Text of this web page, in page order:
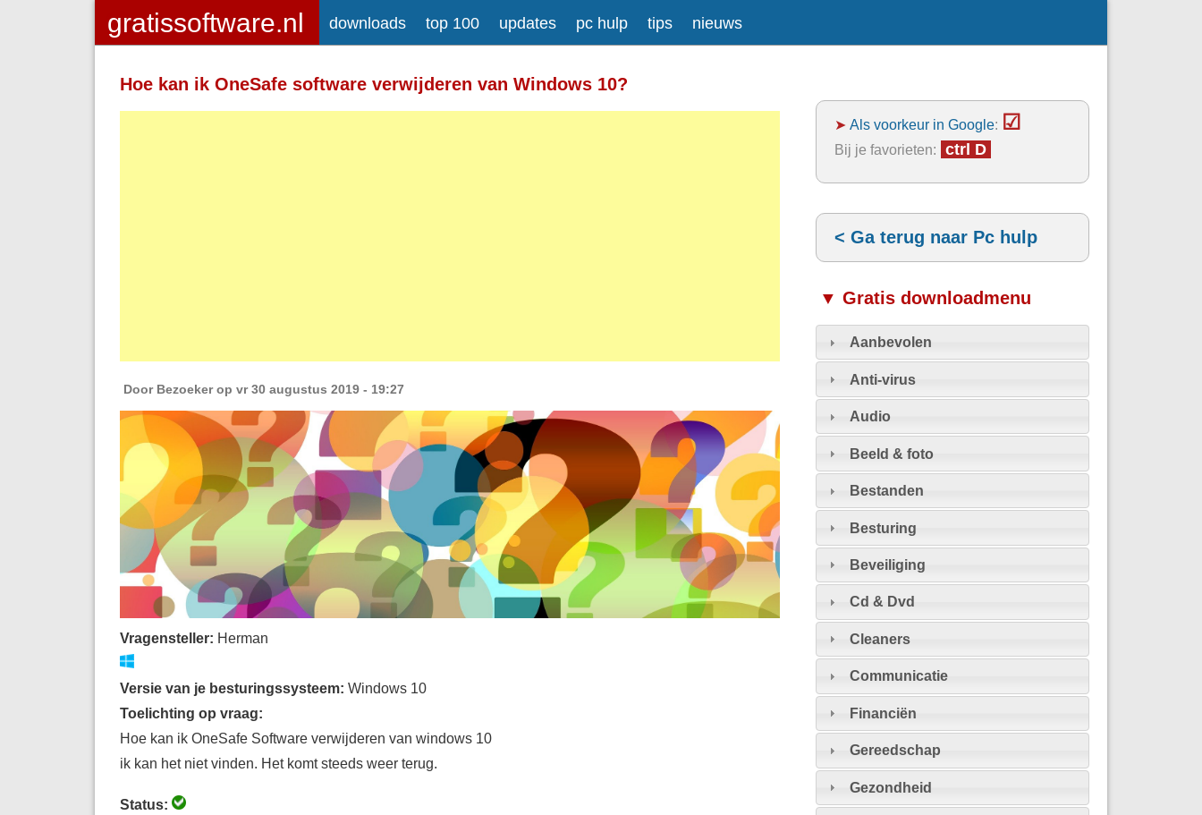
downloads top 100 updates pc hulp tips nieuws
Hoe kan ik OneSafe software verwijderen van Windows 10?
Door Bezoekerop vr 30 augustus 2019 - 19:27
Vragensteller: Herman
Versie van je besturingssysteem: Windows 10
Toelichting op vraag:
Hoe kan ik OneSafe Software verwijderen van windows 10
ik kan het niet vinden. Het komt steeds weer terug.
Status:
Meer informatie over tekstopmaak
Toegelaten HTML-tags: <a> <em>
<strong> <br> <br /> <i> <b> <p>
➤Als voorkeur in Google: ☑
Bij je favorieten: ctrl D
< Ga terug naar Pc hulp
▼ Gratis downloadmenu
Aanbevolen
Anti-virus
Audio
Beeld & foto
Bestanden
Besturing
Beveiliging
Cd & Dvd
Cleaners
Communicatie
Financiën
Gereedschap
Gezondheid